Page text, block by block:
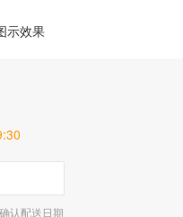
示效果
认配送日期